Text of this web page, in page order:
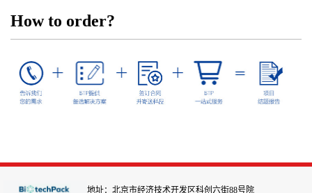
How to order?
地址：北京市经济技术开发区科创六街88号院